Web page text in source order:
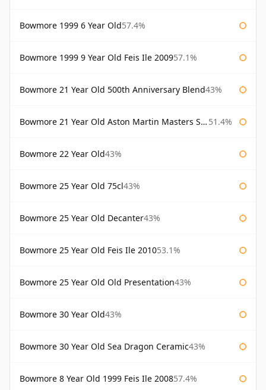
Bowmore 1999 6 Year Old57.4%
Bowmore 1999 9 Year Old Feis Ile 200957.1%
Bowmore 21 Year Old 500th Anniversary Blend43%
Bowmore 21 Year Old Aston Martin Masters Selection 2024 51.4%
Bowmore 22 Year Old43%
Bowmore 25 Year Old 75cl43%
Bowmore 25 Year Old Decanter43%
Bowmore 25 Year Old Feis Ile 201053.1%
Bowmore 25 Year Old Old Presentation43%
Bowmore 30 Year Old43%
Bowmore 30 Year Old Sea Dragon Ceramic43%
Bowmore 8 Year Old 1999 Feis Ile 200857.4%